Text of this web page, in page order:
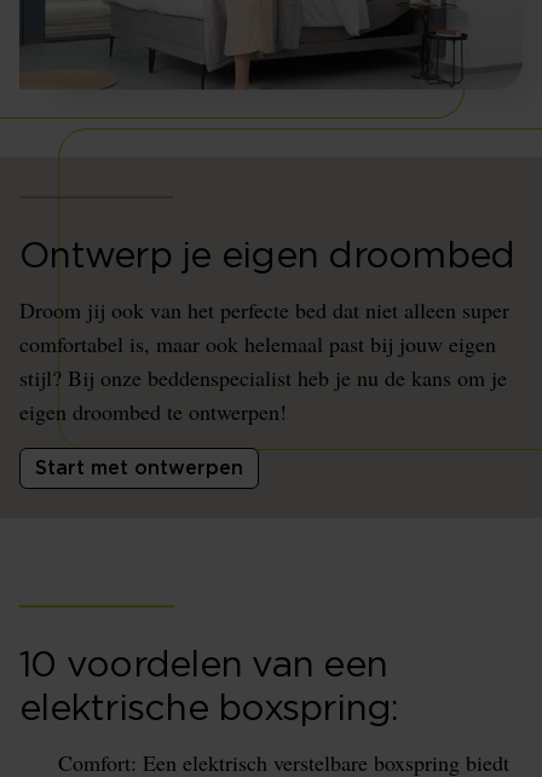
Ontwerp je eigen droombed
Droom jij ook van het perfecte bed dat niet alleen super
comfortabel is, maar ook helemaal past bij jouw eigen
stijl? Bij onze beddenspecialist heb je nu de kans om je
eigen droombed te ontwerpen!
Start met ontwerpen
10 voordelen van een
elektrische boxspring:
Comfort: Een elektrisch verstelbare boxspring biedt